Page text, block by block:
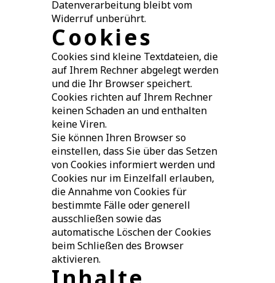
Datenverarbeitung bleibt vom
Widerruf unberührt.
Cookies
Cookies sind kleine Textdateien, die
auf Ihrem Rechner abgelegt werden
und die Ihr Browser speichert.
Cookies richten auf Ihrem Rechner
keinen Schaden an und enthalten
keine Viren.
Sie können Ihren Browser so
einstellen, dass Sie über das Setzen
von Cookies informiert werden und
Cookies nur im Einzelfall erlauben,
die Annahme von Cookies für
bestimmte Fälle oder generell
ausschließen sowie das
automatische Löschen der Cookies
beim Schließen des Browser
aktivieren.